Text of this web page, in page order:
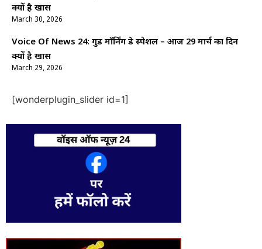
क्यों है खास
March 30, 2026
Voice Of News 24: गुड माॅर्निंग डे स्पेशल – आज 29 मार्च का दिन
क्यों है खास
March 29, 2026
[wonderplugin_slider id=1]